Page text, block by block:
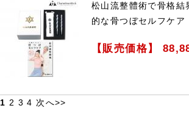
松山流整體術で骨格
的な骨つぼセルフケア
【販売価格】
1 2 3 4 次へ>>